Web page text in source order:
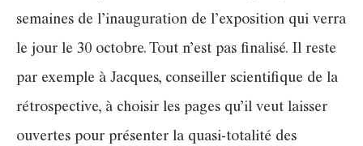
semaines de l’inauguration de l’exposition qui verra
le jour le 30 octobre. Tout n’est pas finalisé. Il reste
par exemple à Jacques, conseiller scientifique de la
rétrospective, à choisir les pages qu’il veut laisser
ouvertes pour présenter la quasi-totalité des